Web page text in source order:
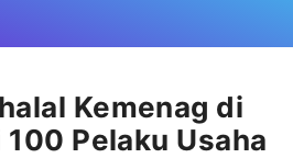
Kemenag di
Pelaku Usaha